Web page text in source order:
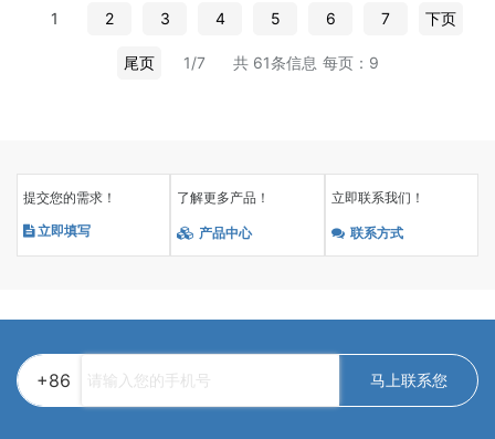
1 2 3 4 5 6 7 下页
尾页 1/7 每页：9
共 61条信息
提交您的需求！
立即填写
了解更多产品！
产品中心
立即联系我们！
联系方式
+86 马上联系您